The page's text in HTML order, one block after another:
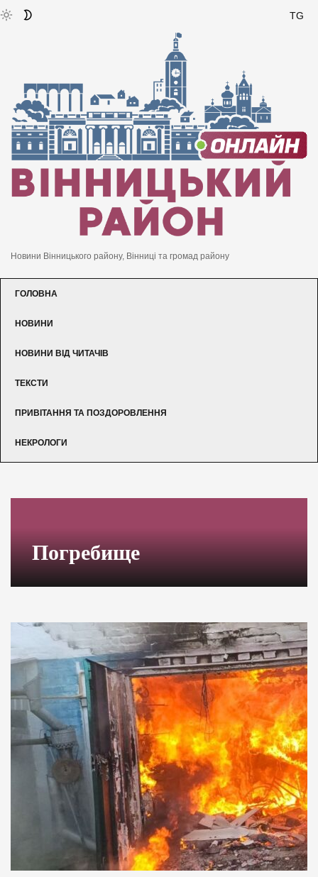
TG
Новини Вінницького району, Вінниці та громад району
ГОЛОВНА
НОВИНИ
НОВИНИ ВІД ЧИТАЧІВ
ТЕКСТИ
ПРИВІТАННЯ ТА ПОЗДОРОВЛЕННЯ
НЕКРОЛОГИ
Погребище